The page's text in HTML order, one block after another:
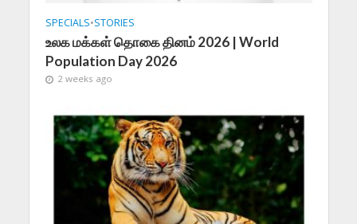
SPECIALS•STORIES
உலக மக்கள் தொகை தினம் 2026 | World
Population Day 2026
2 weeks ago